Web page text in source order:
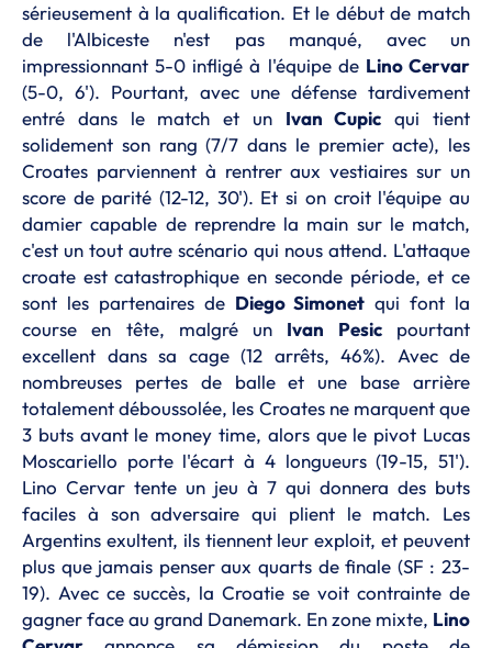
sérieusement à la qualification. Et le début de match
de l'Albiceste n'est pas manqué, avec un
impressionnant 5-0 infligé à l'équipe de Lino Cervar
(5-0, 6'). Pourtant, avec une défense tardivement
entré dans le match et un Ivan Cupic qui tient
solidement son rang (7/7 dans le premier acte), les
Croates parviennent à rentrer aux vestiaires sur un
score de parité (12-12, 30'). Et si on croit l'équipe au
damier capable de reprendre la main sur le match,
c'est un tout autre scénario qui nous attend. L'attaque
croate est catastrophique en seconde période, et ce
sont les partenaires de Diego Simonet qui font la
course en tête, malgré un Ivan Pesicpourtant
excellent dans sa cage (12 arrêts, 46%). Avec de
nombreuses pertes de balle et une base arrière
totalement déboussolée, les Croates ne marquent que
3 buts avant le money time, alors que le pivot Lucas
Moscariello porte l'écart à 4 longueurs (19-15, 51').
Lino Cervar tente un jeu à 7 qui donnera des buts
faciles à son adversaire qui plient le match. Les
Argentins exultent, ils tiennent leur exploit, et peuvent
plus que jamais penser aux quarts de finale (SF : 23-
19). Avec ce succès, la Croatie se voit contrainte de
gagner face au grand Danemark. En zone mixte, Lino